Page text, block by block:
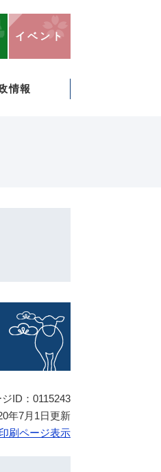
イベント
情報
ID：0115243
年7月1日更新
印刷ページ表示